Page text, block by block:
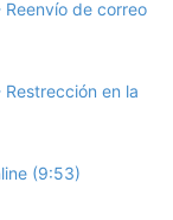
de correo
en la
(9:53)